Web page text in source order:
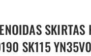
SKIRTAS
SK115